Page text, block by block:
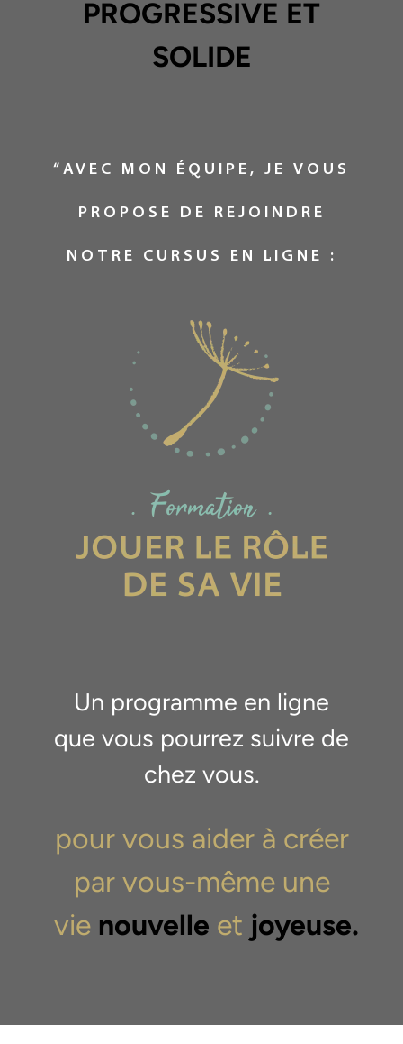
PROGRESSIVE ET
SOLIDE
“AVEC MON ÉQUIPE, JE VOUS
PROPOSE DE REJOINDRE
NOTRE CURSUS EN LIGNE :
Un programme en ligne
que vous pourrez suivre de
chez vous.
pour vous aider à créer
par vous-même une
vie nouvelle et joyeuse.